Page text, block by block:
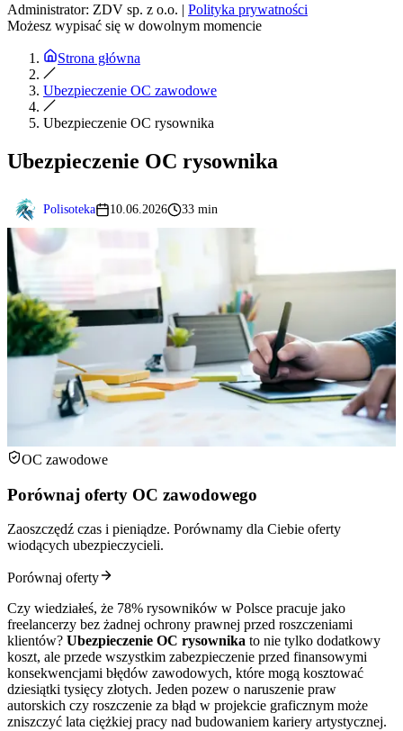
Administrator: ZDV sp. z o.o. | Polityka prywatności
Możesz wypisać się w dowolnym momencie
Strona główna
Ubezpieczenie OC zawodowe
Ubezpieczenie OC rysownika
Ubezpieczenie OC rysownika
Polisoteka 10.06.2026 33 min
OC zawodowe
Porównaj oferty OC zawodowego
Zaoszczędź czas i pieniądze. Porównamy dla Ciebie oferty
wiodących ubezpieczycieli.
Porównaj oferty
Czy wiedziałeś, że 78% rysowników w Polsce pracuje jako
freelancerzy bez żadnej ochrony prawnej przed roszczeniami
klientów? Ubezpieczenie OC rysownika to nie tylko dodatkowy
koszt, ale przede wszystkim zabezpieczenie przed finansowymi
konsekwencjami błędów zawodowych, które mogą kosztować
dziesiątki tysięcy złotych. Jeden pozew o naruszenie praw
autorskich czy roszczenie za błąd w projekcie graficznym może
zniszczyć lata ciężkiej pracy nad budowaniem kariery artystycznej.